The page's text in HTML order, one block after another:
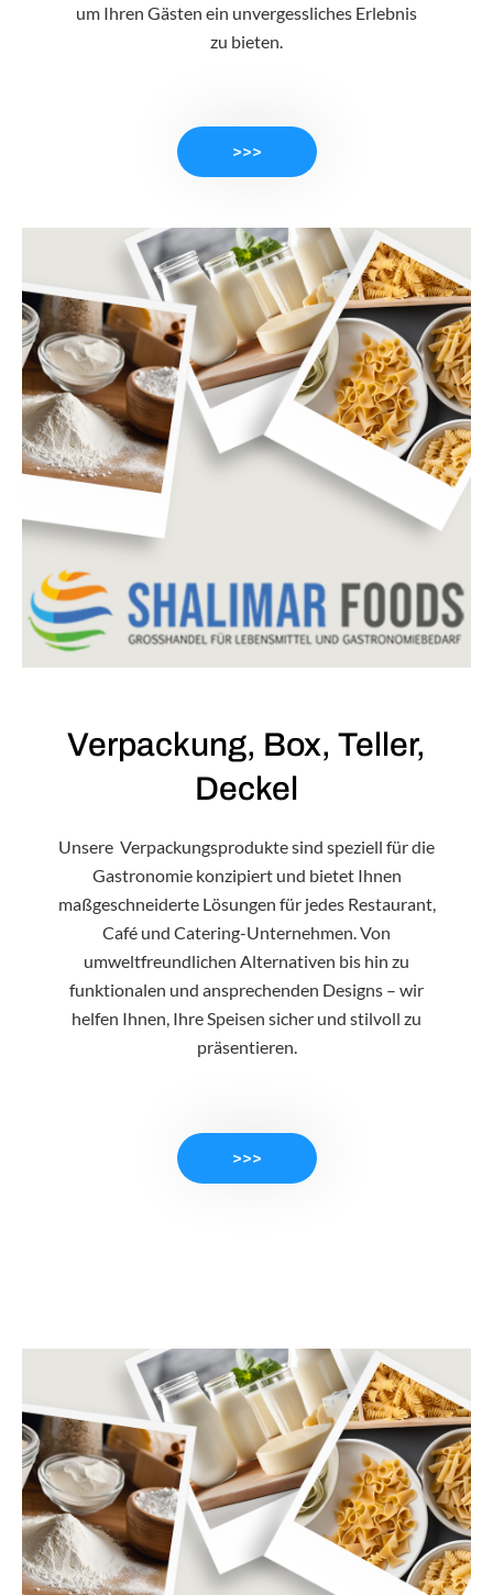
um Ihren Gästen ein unvergessliches Erlebnis
zu bieten.
>>>
PRODUKTE ANSEHEN
Verpackung, Box, Teller,
Deckel
Unsere Verpackungsprodukte sind speziell für die
Gastronomie konzipiert und bietet Ihnen
maßgeschneiderte Lösungen für jedes Restaurant,
Café und Catering-Unternehmen. Von
umweltfreundlichen Alternativen bis hin zu
funktionalen und ansprechenden Designs – wir
helfen Ihnen, Ihre Speisen sicher und stilvoll zu
präsentieren.
>>>
PRODUKTE ANSEHEN